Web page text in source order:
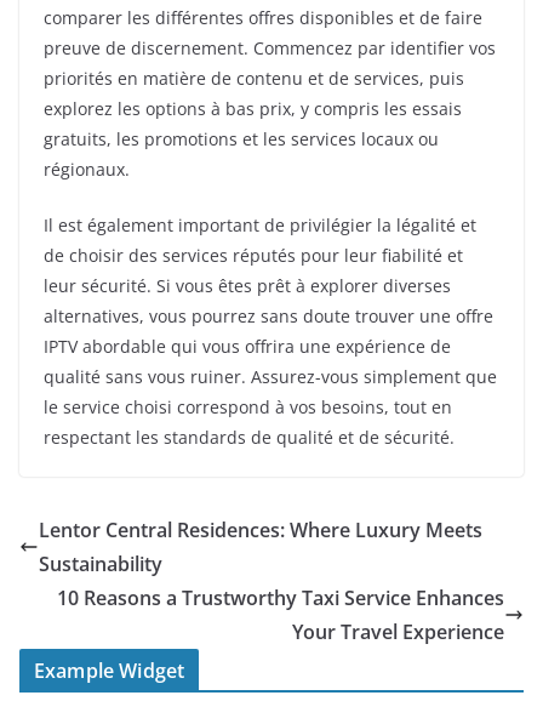
comparer les différentes offres disponibles et de faire
preuve de discernement. Commencez par identifier vos
priorités en matière de contenu et de services, puis
explorez les options à bas prix, y compris les essais
gratuits, les promotions et les services locaux ou
régionaux.
Il est également important de privilégier la légalité et
de choisir des services réputés pour leur fiabilité et
leur sécurité. Si vous êtes prêt à explorer diverses
alternatives, vous pourrez sans doute trouver une offre
IPTV abordable qui vous offrira une expérience de
qualité sans vous ruiner. Assurez-vous simplement que
le service choisi correspond à vos besoins, tout en
respectant les standards de qualité et de sécurité.
Lentor Central Residences: Where Luxury Meets
Sustainability
10 Reasons a Trustworthy Taxi Service Enhances
Your Travel Experience
Example Widget